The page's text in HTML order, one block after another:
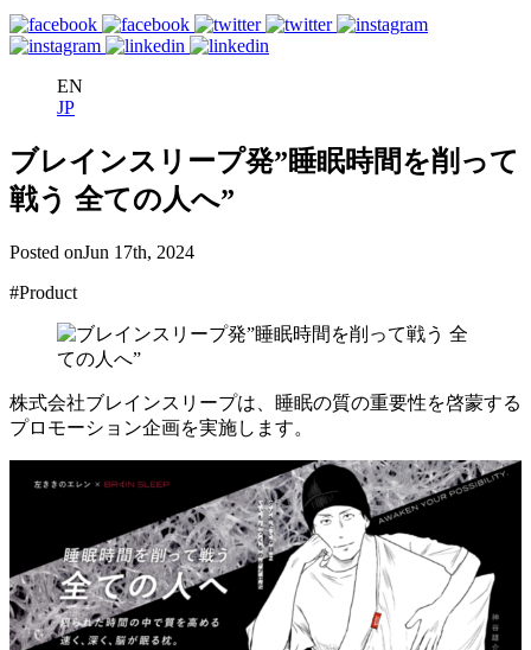
EN
JP
ブレインスリープ発”睡眠時間を削って
戦う 全ての人へ”
Posted onJun 17th, 2024
#Product
株式会社ブレインスリープは、睡眠の質の重要性を啓蒙する
プロモーション企画を実施します。